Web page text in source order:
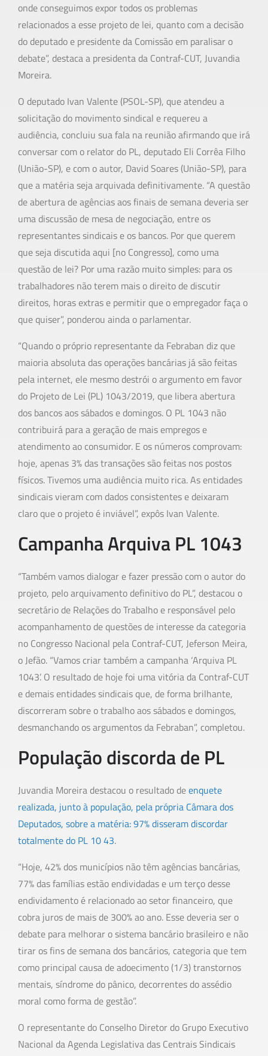
onde conseguimos expor todos os problemas
relacionados a esse projeto de lei, quanto com a decisão
do deputado e presidente da Comissão em paralisar o
debate”, destaca a presidenta da Contraf-CUT, Juvandia
Moreira.
O deputado Ivan Valente (PSOL-SP), que atendeu a
solicitação do movimento sindical e requereu a
audiência, concluiu sua fala na reunião afirmando que irá
conversar com o relator do PL, deputado Eli Corrêa Filho
(União-SP), e com o autor, David Soares (União-SP), para
que a matéria seja arquivada definitivamente. “A questão
de abertura de agências aos finais de semana deveria ser
uma discussão de mesa de negociação, entre os
representantes sindicais e os bancos. Por que querem
que seja discutida aqui [no Congresso], como uma
questão de lei? Por uma razão muito simples: para os
trabalhadores não terem mais o direito de discutir
direitos, horas extras e permitir que o empregador faça o
que quiser”, ponderou ainda o parlamentar.
“Quando o próprio representante da Febraban diz que
maioria absoluta das operações bancárias já são feitas
pela internet, ele mesmo destrói o argumento em favor
do Projeto de Lei (PL) 1043/2019, que libera abertura
dos bancos aos sábados e domingos. O PL 1043 não
contribuirá para a geração de mais empregos e
atendimento ao consumidor. E os números comprovam:
hoje, apenas 3% das transações são feitas nos postos
físicos. Tivemos uma audiência muito rica. As entidades
sindicais vieram com dados consistentes e deixaram
claro que o projeto é inviável”, expôs Ivan Valente.
Campanha Arquiva PL 1043
“Também vamos dialogar e fazer pressão com o autor do
projeto, pelo arquivamento definitivo do PL”, destacou o
secretário de Relações do Trabalho e responsável pelo
acompanhamento de questões de interesse da categoria
no Congresso Nacional pela Contraf-CUT, Jeferson Meira,
o Jefão. “Vamos criar também a campanha ‘Arquiva PL
1043’. O resultado de hoje foi uma vitória da Contraf-CUT
e demais entidades sindicais que, de forma brilhante,
discorreram sobre o trabalho aos sábados e domingos,
desmanchando os argumentos da Febraban”, completou.
População discorda de PL
Juvandia Moreira destacou o resultado deenquete
realizada, junto à população, pela própria Câmara dos
Deputados, sobre a matéria: 97% disseram discordar
totalmente do PL 10 43.
“Hoje, 42% dos municípios não têm agências bancárias,
77% das famílias estão endividadas e um terço desse
endividamento é relacionado ao setor financeiro, que
cobra juros de mais de 300% ao ano. Esse deveria ser o
debate para melhorar o sistema bancário brasileiro e não
tirar os fins de semana dos bancários, categoria que tem
como principal causa de adoecimento (1/3) transtornos
mentais, síndrome do pânico, decorrentes do assédio
moral como forma de gestão”.
O representante do Conselho Diretor do Grupo Executivo
Nacional da Agenda Legislativa das Centrais Sindicais